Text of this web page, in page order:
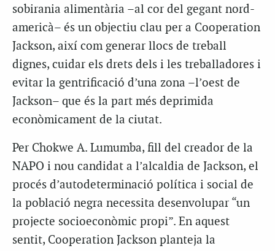
sobirania alimentària –al cor del gegant nord-
americà– és un objectiu clau per a Cooperation
Jackson, així com generar llocs de treball
dignes, cuidar els drets dels i les treballadores i
evitar la gentrificació d’una zona –l’oest de
Jackson– que és la part més deprimida
econòmicament de la ciutat.
Per Chokwe A. Lumumba, fill del creador de la
NAPO i nou candidat a l’alcaldia de Jackson, el
procés d’autodeterminació política i social de
la població negra necessita desenvolupar “un
projecte socioeconòmic propi”. En aquest
sentit, Cooperation Jackson planteja la